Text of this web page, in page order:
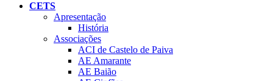
CETS
Apresentação
História
Associações
ACI de Castelo de Paiva
AE Amarante
AE Baião